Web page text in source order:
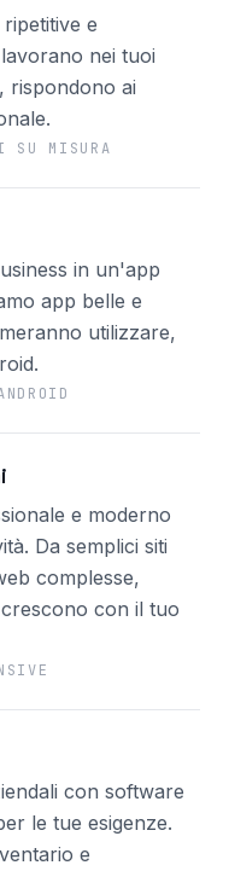
e
nei tuoi
rispondono ai
SU MISURA
in un'app
app belle e
utilizzare,
e moderno
Da semplici siti
complesse,
con il tuo
con software
le tue esigenze.
e